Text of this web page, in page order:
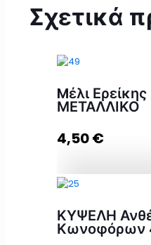
Σχετικά
Mέλι
ΜΕΤΑΛΛΙΚΟ
4,50€
ποσότητα
ΚΥΨΕΛΗ
Κωνοφόρων